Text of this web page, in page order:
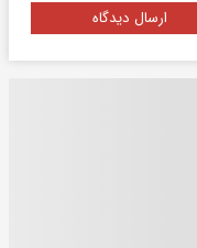
ارسال دیدگاه